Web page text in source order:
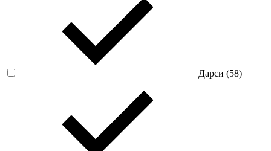
Дарси (58)